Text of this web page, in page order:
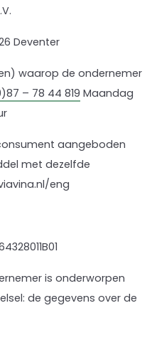
Deventer
waarop de ondernemer
– 78 44 819 Maandag
aangeboden
met dezelfde
eng
is onderworpen
de gegevens over de